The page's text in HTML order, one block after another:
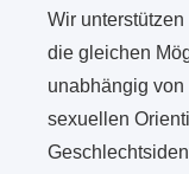
Wir
die gleichen
unabhängig
sexuellen